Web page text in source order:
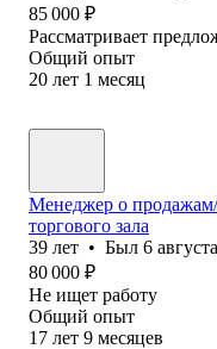
85 000 ₽
Рассматривает
Общий опыт
20 лет 1 месяц
Менеджер о
торгового зала
39 лет • Был 6 августа
80 000 ₽
Не ищет работу
Общий опыт
17 лет 9 месяцев